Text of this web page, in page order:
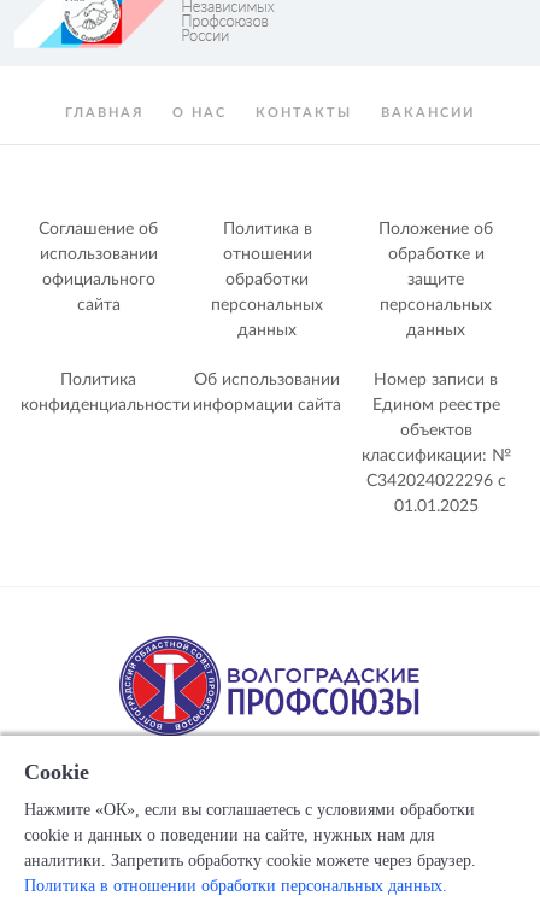
ГЛАВНАЯ О НАС КОНТАКТЫ ВАКАНСИИ
Соглашение об
использовании
официального
сайта
Политика в
отношении
обработки
персональных
данных
Положение об
обработке и
защите
персональных
данных
Политика
конфиденциальности
Об использовании
информации сайта
Номер записи в
Едином реестре
объектов
классификации: №
С342024022296 c
01.01.2025
Copyright © 1917-2025 Союз организаций профсоюзов
"Волгоградский областной Совет профессиональных
Cookie
Нажмите «ОК», если вы соглашаетесь с условиями обработки
cookie и данных о поведении на сайте, нужных нам для
аналитики. Запретить обработку cookie можете через браузер.
Политика в отношении обработки персональных данных.